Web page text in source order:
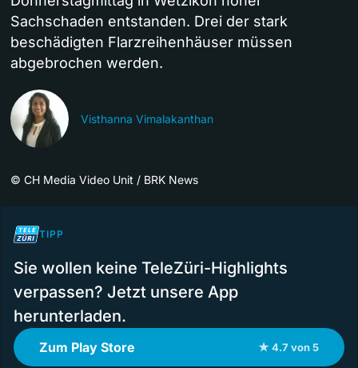
Sachschaden entstanden. Drei der stark
beschädigten Flarzreihenhäuser müssen
abgebrochen werden.
Visthanna Vimalakanthan
© CH Media Video Unit / BRK News
TIPP
Sie wollen keine TeleZüri-Highlights
verpassen? Jetzt unsere App
herunterladen.
Zum Play Store ★ 4.7 von 5